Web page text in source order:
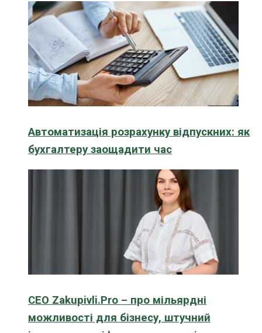
Автоматизація розрахунку відпускних: як
бухгалтеру заощадити час
CEO Zakupivli.Pro – про мільярдні
можливості для бізнесу, штучний